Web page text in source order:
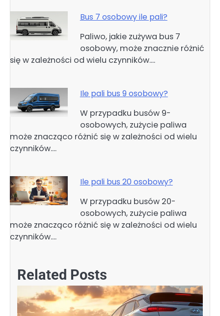
Bus 7 osobowy ile pali?
Paliwo, jakie zużywa bus 7
osobowy, może znacznie różnić
się w zależności od wielu czynników.…
Ile pali bus 9 osobowy?
W przypadku busów 9-
osobowych, zużycie paliwa
może znacząco różnić się w zależności od wielu
czynników.…
Ile pali bus 20 osobowy?
W przypadku busów 20-
osobowych, zużycie paliwa
może znacząco różnić się w zależności od wielu
czynników.…
Related Posts